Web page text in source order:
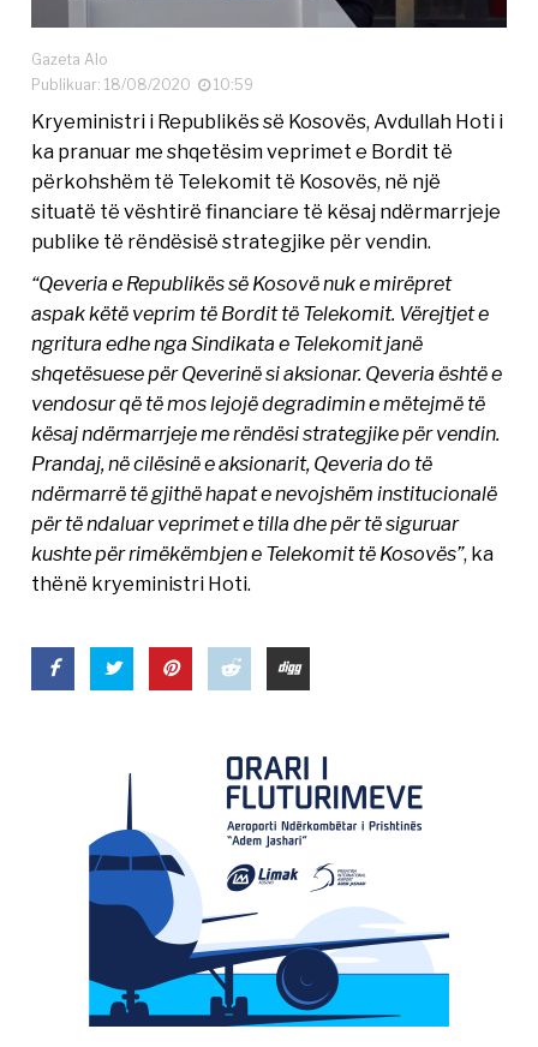
Gazeta Alo
Publikuar: 18/08/2020
10:59
Kryeministri i Republikës së Kosovës, Avdullah Hoti i
ka pranuar me shqetësim veprimet e Bordit të
përkohshëm të Telekomit të Kosovës, në një
situatë të vështirë financiare të kësaj ndërmarrjeje
publike të rëndësisë strategjike për vendin.
“Qeveria e Republikës së Kosovë nuk e mirëpret
aspak këtë veprim të Bordit të Telekomit. Vërejtjet e
ngritura edhe nga Sindikata e Telekomit janë
shqetësuese për Qeverinë si aksionar. Qeveria është e
vendosur që të mos lejojë degradimin e mëtejmë të
kësaj ndërmarrjeje me rëndësi strategjike për vendin.
Prandaj, në cilësinë e aksionarit, Qeveria do të
ndërmarrë të gjithë hapat e nevojshëm institucionalë
për të ndaluar veprimet e tilla dhe për të siguruar
kushte për rimëkëmbjen e Telekomit të Kosovës”, ka
thënë kryeministri Hoti.